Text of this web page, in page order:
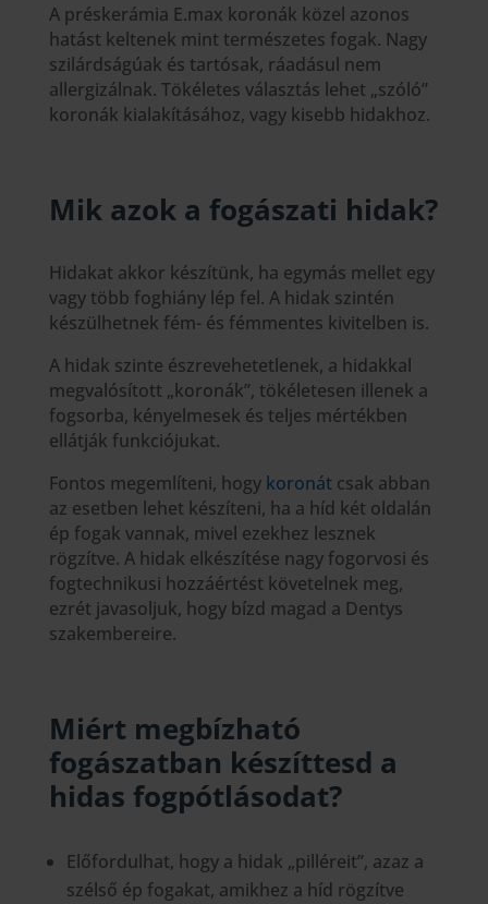
A préskerámia E.max koronák közel azonos
hatást keltenek mint természetes fogak. Nagy
szilárdságúak és tartósak, ráadásul nem
allergizálnak. Tökéletes választás lehet „szóló”
koronák kialakításához, vagy kisebb hidakhoz.
Mik azok a fogászati hidak?
Hidakat akkor készítünk, ha egymás mellet egy
vagy több foghiány lép fel. A hidak szintén
készülhetnek fém- és fémmentes kivitelben is.
A hidak szinte észrevehetetlenek, a hidakkal
megvalósított „koronák”, tökéletesen illenek a
fogsorba, kényelmesek és teljes mértékben
ellátják funkciójukat.
Fontos megemlíteni, hogy koronát csak abban
az esetben lehet készíteni, ha a híd két oldalán
ép fogak vannak, mivel ezekhez lesznek
rögzítve. A hidak elkészítése nagy fogorvosi és
fogtechnikusi hozzáértést követelnek meg,
ezrét javasoljuk, hogy bízd magad a Dentys
szakembereire.
Miért megbízható
fogászatban készíttesd a
hidas fogpótlásodat?
Előfordulhat, hogy a hidak „pilléreit”, azaz a
szélső ép fogakat, amikhez a híd rögzítve